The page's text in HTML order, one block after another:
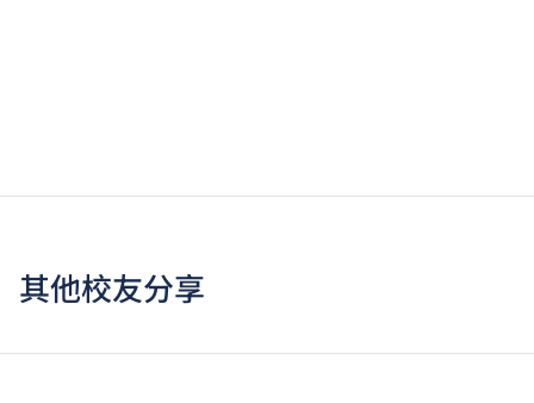
其他校友分享